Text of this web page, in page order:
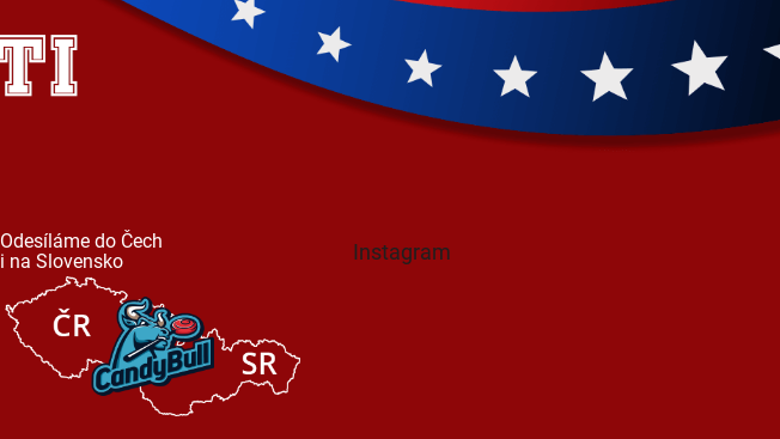
Odesíláme do Čech
i na Slovensko
Instagram